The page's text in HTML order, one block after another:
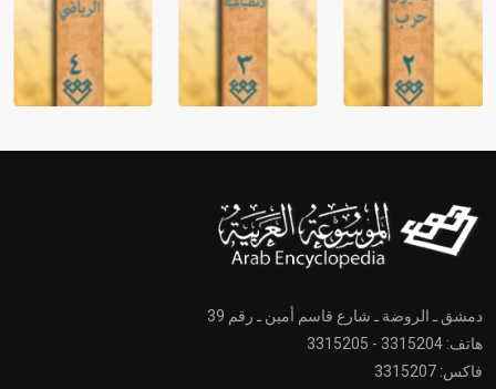
دمشق ـ الروضة ـ شارع قاسم أمين ـ رقم 39
هاتف: 3315204 - 3315205
فاكس: 3315207